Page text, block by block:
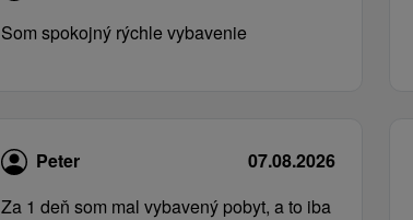
Som spokojný rýchle vybavenie
Peter
07.08.2026
Za 1 deň som mal vybavený pobyt, a to iba